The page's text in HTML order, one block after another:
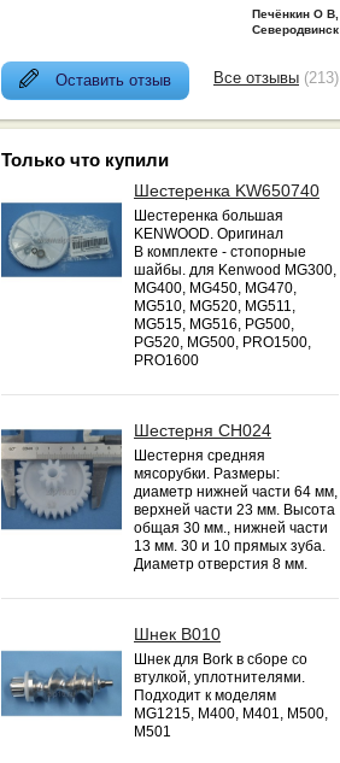
Печёнкин О В
Северодвинск
Оставить отзыв Все отзывы (213)
Только что купили
Шестеренка KW650740
Шестеренка большая
KENWOOD. Оригинал
В комплекте - стопорные
шайбы. для Kenwood MG300,
MG400, MG450, MG470,
MG510, MG520, MG511,
MG515, MG516, PG500,
PG520, MG500, PRO1500,
PRO1600
Шестерня CH024
Шестерня средняя
мясорубки. Размеры:
диаметр нижней части 64 мм,
верхней части 23 мм. Высота
общая 30 мм., нижней части
13 мм. 30 и 10 прямых зуба.
Диаметр отверстия 8 мм.
Шнек B010
Шнек для Bork в сборе со
втулкой, уплотнителями.
Подходит к моделям
MG1215, M400, M401, M500,
M501